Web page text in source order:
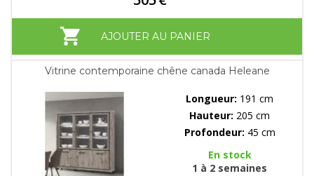
AJOUTER AU PANIER
Vitrine contemporaine chêne canada Heleane
Longueur: 191 cm
Hauteur: 205 cm
Profondeur: 45 cm
En stock
1 à 2 semaines